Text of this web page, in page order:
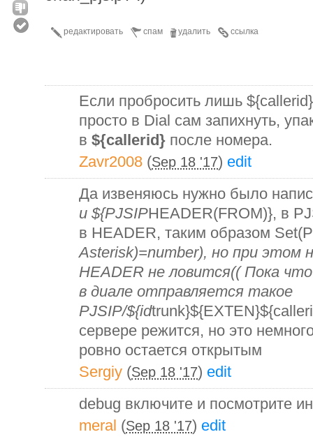
ссылка
удалить
спам
редактировать
Если пробросить лишь
просто в Dial сам запихнуть,
в ${callerid} после номера.
Zavr2008 (Sep 18 '17) edit
Да извеняюсь нужно было
и ${PJSIPHEADER(FROM)}, в
в HEADER, таким образом
Asterisk)=number), но при этом
HEADER не ловится(( Пока
в диале отправляется такое
PJSIP/${id
сервере режится, но это
ровно остается открытым
Sergiy (Sep 18 '17) edit
debug включите и посмотрите
meral (Sep 18 '17) edit